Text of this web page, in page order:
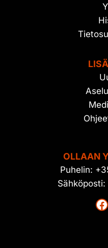
OLLAAN
Puhelin: